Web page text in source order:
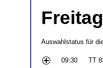
Auswahlstatus für
09:30 TT